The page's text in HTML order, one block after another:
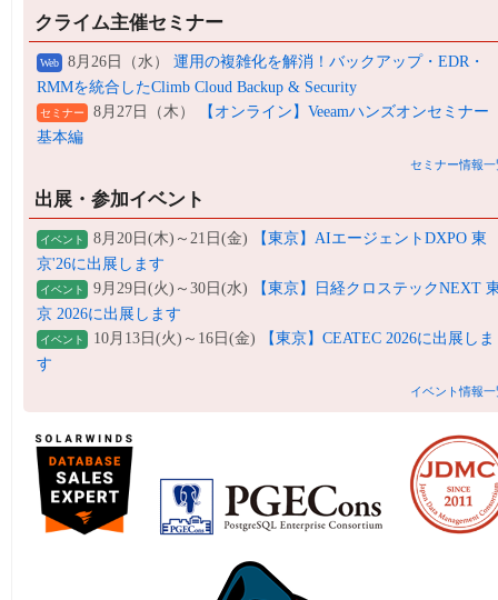
クライム主催セミナー
Web 8月26日（水） 運用の複雑化を解消！バックアップ・EDR・
RMMを統合したClimb Cloud Backup & Security
セミナー 8月27日（木）
【オンライン】Veeamハンズオンセミナー
基本編
セミナー情報一
出展・参加イベント
イベント 8月20日(木)～21日(金)
【東京】AIエージェントDXPO 東
京'26に出展します
イベント 9月29日(火)～30日(水)
【東京】日経クロステックNEXT
京 2026に出展します
イベント 10月13日(火)～16日(金)
【東京】CEATEC 2026に出展しま
す
イベント情報一